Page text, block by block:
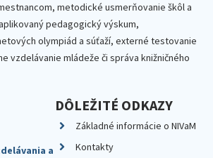
metodické usmerňovanie škôl a
pedagogický výskum,
olympiád a súťaží, externé testovanie
vzdelávanie mládeže či správa knižničného
a
DÔLEŽITÉ ODKAZY
Základné informácie o NIVaM
Kontakty